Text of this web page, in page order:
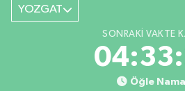
YOZGAT
SONRAKI VAKTE
Öğle